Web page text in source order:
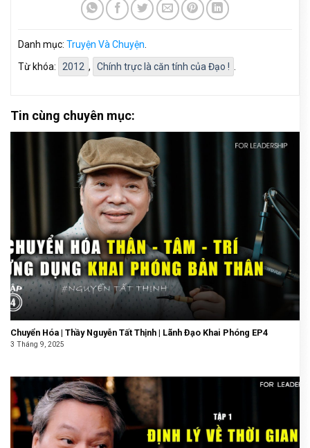
Danh mục: Truyện Và Chuyện
Từ khóa:
2012 , Chính trực là căn tính của Đạo !
Tin cùng chuyên mục:
Chuyển Hóa | Thầy Nguyễn Tất Thịnh | Lãnh Đạo Khai Phóng EP4
3 Tháng 9, 2025